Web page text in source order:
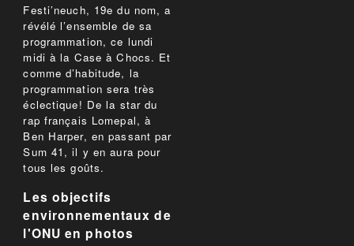
Festi’neuch, 19e du nom, a
révélé l’ensemble de sa
programmation, ce lundi
midi à la Case à Chocs. Et
comme d’habitude, la
programmation sera très
éclectique! De la star du
rap français Lomepal, à
Ben Harper, en passant par
Sum 41, il y en aura pour
tous les goûts.
Les objectifs
environnementaux de
l'ONU en photos